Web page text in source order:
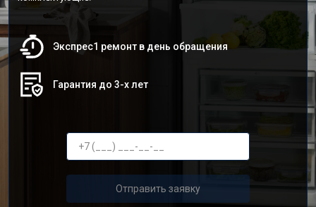
Экспрес1 ремонт в день обращения
Гарантия до 3-х лет
Отправить заявку